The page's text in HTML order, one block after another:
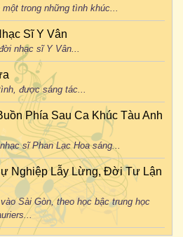
trong những tình khúc...
Sĩ Y Vân
nhạc sĩ Y Vân...
được sáng tác...
Phía Sau Ca Khúc Tàu Anh
sĩ Phan Lạc Hoa sáng...
Nghiệp Lẫy Lừng, Đời Tư Lận
Sài Gòn, theo học bậc trung học